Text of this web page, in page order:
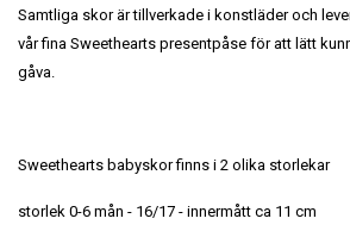
Samtliga skor är tillverkade i konstläder och
vår fina Sweethearts presentpåse för att lätt
gåva.
Sweethearts babyskor finns i 2 olika storlekar
storlek 0-6 mån - 16/17 - innermått ca 11 cm